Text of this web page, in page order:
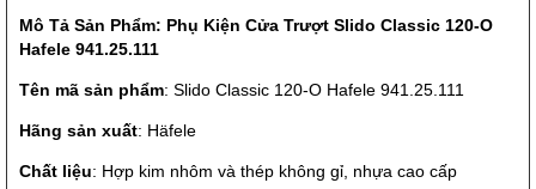
Mô Tả Sản Phẩm: Phụ Kiện Cửa Trượt Slido Classic 120-O
Hafele 941.25.111
Tên mã sản phẩm: Slido Classic 120-O Hafele 941.25.111
Hãng sản xuất: Häfele
Chất liệu: Hợp kim nhôm và thép không gỉ, nhựa cao cấp